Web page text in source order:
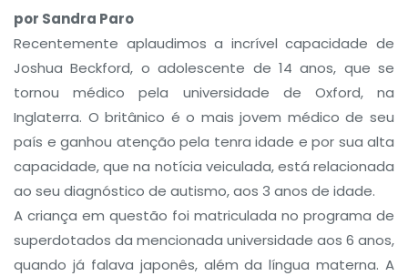
por Sandra Paro
Recentemente aplaudimos a incrível capacidade de
Joshua Beckford, o adolescente de 14 anos, que se
tornou médico pela universidade de Oxford, na
Inglaterra. O britânico é o mais jovem médico de seu
país e ganhou atenção pela tenra idade e por sua alta
capacidade, que na notícia veiculada, está relacionada
ao seu diagnóstico de autismo, aos 3 anos de idade.
A criança em questão foi matriculada no programa de
superdotados da mencionada universidade aos 6 anos,
quando já falava japonês, além da língua materna. A